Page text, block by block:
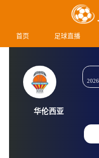
首页 足球直播